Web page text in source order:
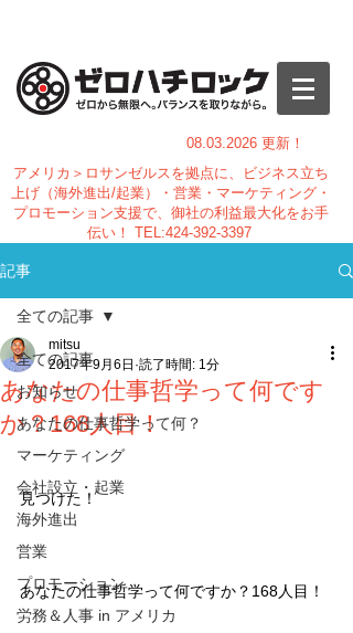
08.03.2026 更新！
アメリカ＞ロサンゼルスを拠点に、ビジネス立ち
上げ（海外進出/起業）・営業・マーケティング・
プロモーション支援で、御社の利益最大化をお手
伝い！ TEL:424-392-3397
記事
全ての記事
お知らせ
あなたの仕事哲学って何？
マーケティング
会社設立・起業
海外進出
営業
プロモーション
労務＆人事 in アメリカ
全ての記事
あなたの仕事哲学って何です
か？168人目！
mitsu
2017年9月6日 読了時間: 1分
見つけた！
あなたの仕事哲学って何ですか？168人目！